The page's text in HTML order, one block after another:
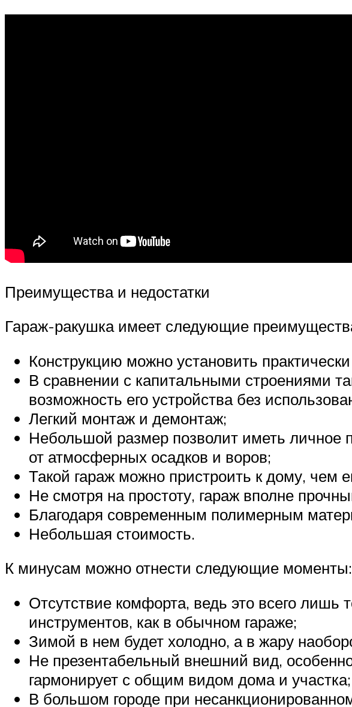
Преимущества и недостатки
Гараж-ракушка имеет следующие
Конструкцию можно установить
В сравнении с капитальными строениями
возможность его устройства без
Легкий монтаж и демонтаж;
Небольшой размер позволит иметь личное
от атмосферных осадков и воров;
Такой гараж можно пристроить к дому, чем
Не смотря на простоту, гараж вполне
Благодаря современным полимерным
Небольшая стоимость.
К минусам можно отнести следующие моменты:
Отсутствие комфорта, ведь это всего лишь
инструментов, как в обычном гараже;
Зимой в нем будет холодно, а в жару
Не презентабельный внешний вид,
гармонирует с общим видом дома и участка;
В большом городе при